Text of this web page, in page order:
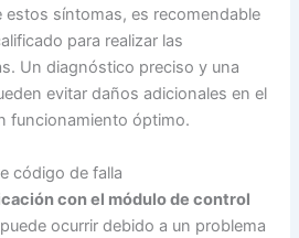
estos síntomas, es recomendable
para realizar las
Un diagnóstico preciso y una
evitar daños adicionales en el
funcionamiento óptimo.
código de falla
con el módulo de control
ocurrir debido a un problema